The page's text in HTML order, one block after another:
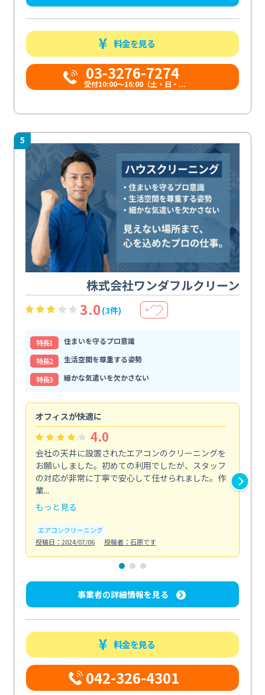
料金を見る
03-3276-7274
受付10:00〜16:00（土・日・...
5
株式会社ワンダフルクリーン
3.0(3件) ＋
特⻑1
住まいを守るプロ意識
特⻑2
生活空間を尊重する姿勢
特⻑3
細かな気遣いを欠かさない
オフィスが快適に
4.0
会社の天井に設置されたエアコンのクリーニングを
お願いしました。初めての利用でしたが、スタッフ
の対応が非常に丁寧で安心して任せられました。作
業...
もっと見る
エアコンクリーニング
投稿日：2024/07/06
投稿者：石原です
事業者の詳細情報を見る
料金を見る
042-326-4301